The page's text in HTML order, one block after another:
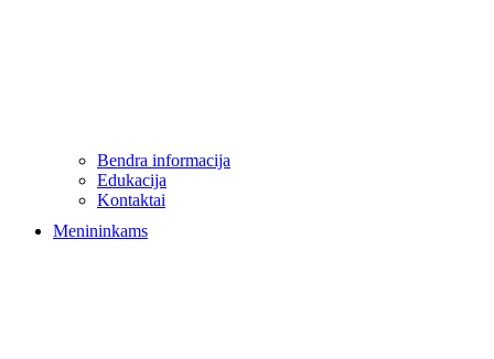
Bendra informacija
Edukacija
Kontaktai
Menininkams